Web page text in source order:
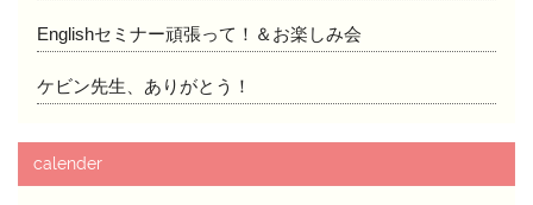
Englishセミナー頑張って！＆お楽しみ会
ケビン先生、ありがとう！
calender